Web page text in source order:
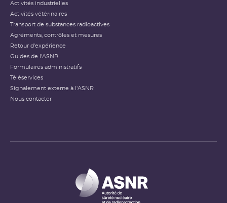
Activités industrielles
Activités vétérinaires
Transport de substances radioactives
Agréments, contrôles et mesures
Retour d'expérience
Guides de l'ASNR
Formulaires administratifs
Téléservices
Signalement externe à l'ASNR
Nous contacter